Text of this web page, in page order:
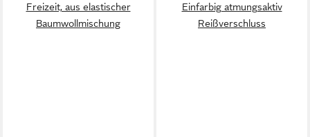
Freizeit, aus elastischer
Baumwollmischung
Einfarbig atmungsaktiv
Reißverschluss